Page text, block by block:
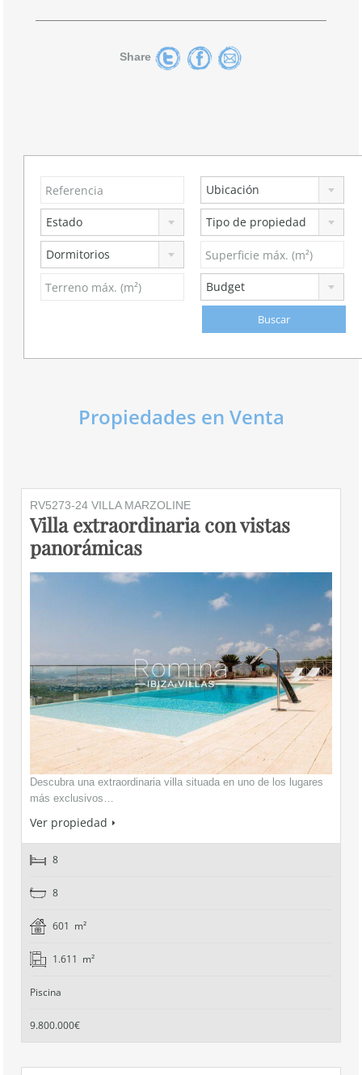
Share
Ubicación
Estado Tipo de propiedad
Dormitorios
Budget
Propiedades en Venta
RV5273-24 VILLA MARZOLINE
Villa extraordinaria con vistas
panorámicas
Descubra una extraordinaria villa situada en uno de los lugares
más exclusivos…
Ver propiedad
8
8
601 m²
1.611 m²
Piscina
9.800.000€